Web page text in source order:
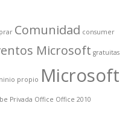
Comunidad consumer
Microsoft gratuitas
propio Microsoft
Privada Office Office 2010